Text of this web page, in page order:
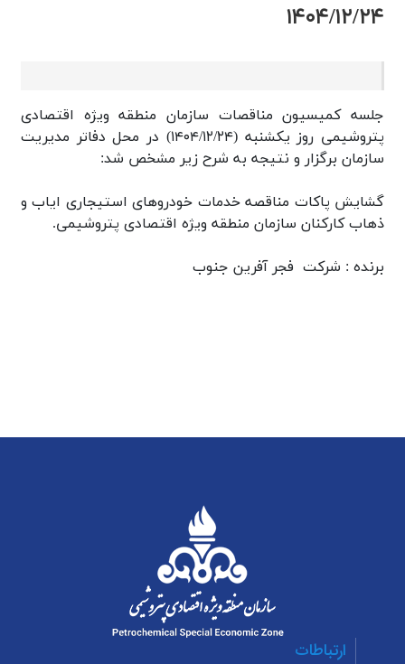
۱۴۰۴/۱۲/۲۴
جلسه کميسيون مناقصات سازمان منطقه ويژه اقتصادی
پتروشيمی روز یکشنبه (۱۴۰۴/۱۲/۲۴) در محل دفاتر مديريت
سازمان برگزار و نتيجه به شرح زیر مشخص شد:
گشايش پاكات مناقصه خدمات خودروهای استيجاری اياب و
ذهاب كاركنان سازمان منطقه ويژه اقتصادی پتروشيمی.
برنده : شركت فجر آفرين جنوب
ارتباطات